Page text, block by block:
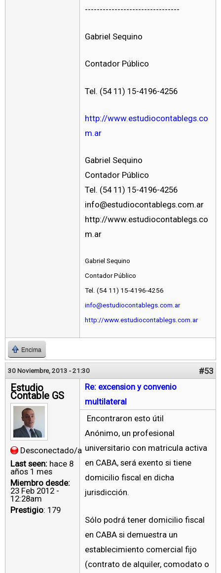
--------------------------------
Gabriel Sequino
Contador Público
Tel. (54 11) 15-4196-4256
http://www.estudiocontablegs.co
m.ar
Gabriel Sequino
Contador Público
Tel. (54 11) 15-4196-4256
info@estudiocontablegs.com.ar
http://www.estudiocontablegs.co
m.ar
Gabriel Sequino
Contador Público
Tel. (54 11) 15-4196-4256
info@estudiocontablegs.com.ar
http://www.estudiocontablegs.com.ar
Encima
30 Noviembre, 2013 - 21:30 #53
Estudio
Contable GS
Desconectado/a
Last seen: hace 8
años 1 mes
Miembro desde:
23 Feb 2012 -
12:28am
Prestigio: 179
Re: excension y convenio
multilateral
Encontraron esto útil
Anónimo, un profesional
universitario con matricula activa
en CABA, será exento si tiene
domicilio fiscal en dicha
jurisdicción.
Sólo podrá tener domicilio fiscal
en CABA si demuestra un
establecimiento comercial fijo
(contrato de alquiler, comodato o